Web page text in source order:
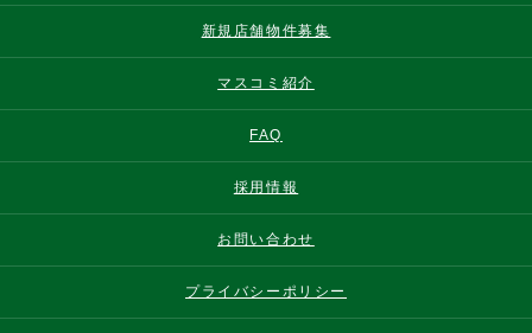
新規店舗物件募集
マスコミ紹介
FAQ
採用情報
お問い合わせ
プライバシーポリシー